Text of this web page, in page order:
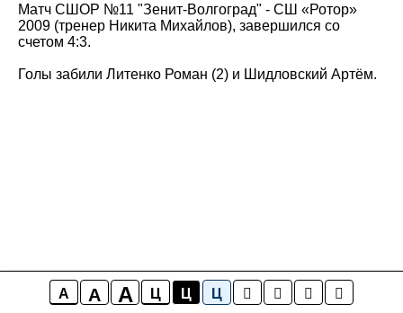
A A A Ц Ц Ц
Матч СШОР №11 "Зенит-Волгоград" - СШ «Ротор»
2009 (тренер Никита Михайлов), завершился со
счетом 4:3.
Голы забили Литенко Роман (2) и Шидловский Артём.